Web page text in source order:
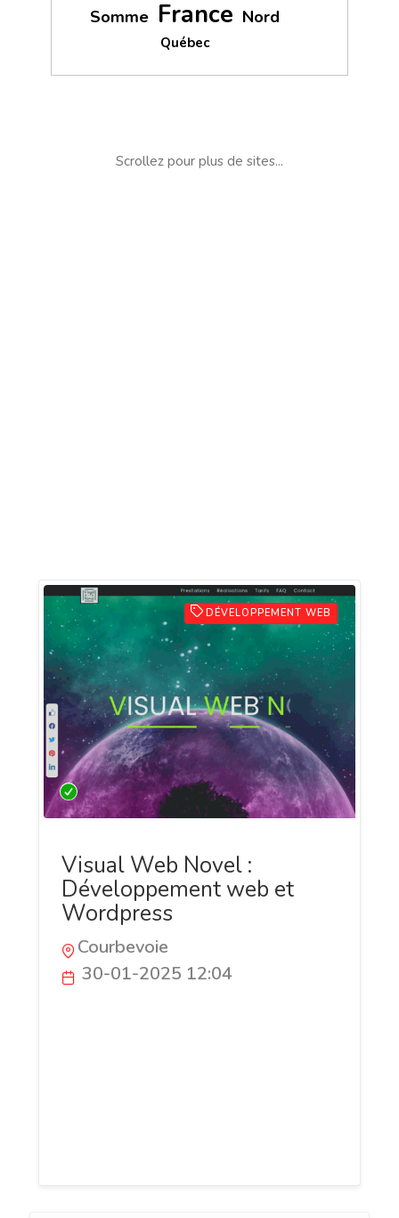
Somme France Nord
Québec
Scrollez pour plus de sites...
DÉVELOPPEMENT WEB
Visual Web Novel :
Développement web et
Wordpress
Courbevoie
30-01-2025 12:04